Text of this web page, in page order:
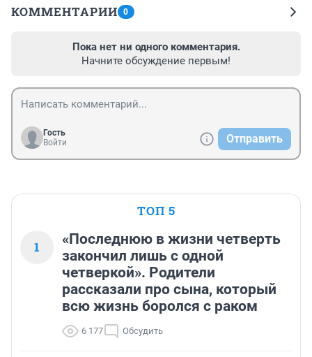
КОММЕНТАРИИ 0
Пока нет ни одного комментария.
Начните обсуждение первым!
Гость
Войти
Отправить
ТОП 5
1
«Последнюю в жизни четверть
закончил лишь с одной
четверкой». Родители
рассказали про сына, который
всю жизнь боролся с раком
6 177 Обсудить